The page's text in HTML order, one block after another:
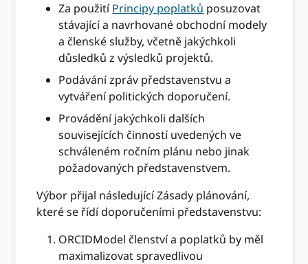
Za použitíPrincipy poplatků posuzovat
stávající a navrhované obchodní modely
a členské služby, včetně jakýchkoli
důsledků z výsledků projektů.
Podávání zpráv představenstvu a
vytváření politických doporučení.
Provádění jakýchkoli dalších
souvisejících činností uvedených ve
schváleném ročním plánu nebo jinak
požadovaných představenstvem.
Výbor přijal následující Zásady plánování,
které se řídí doporučeními představenstvu:
ORCIDModel členství a poplatků by měl
maximalizovat spravedlivou